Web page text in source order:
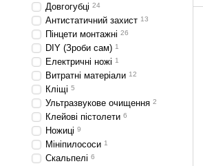
Довгогубці 24
Антистатичний захист 13
Пінцети монтажні 26
DIY (Зроби сам) 1
Електричні ножі 1
Витратні матеріали 12
Кліщі 5
Ультразвукове очищення 2
Клейові пістолети 6
Ножиці 9
Мініпилососи 1
Скальпелі 6